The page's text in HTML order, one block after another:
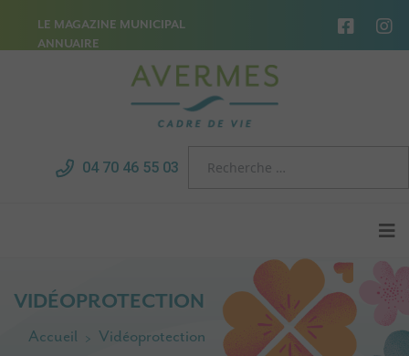
LE MAGAZINE MUNICIPAL
ANNUAIRE
04 70 46 55 03
VIDÉOPROTECTION
Accueil Vidéoprotection